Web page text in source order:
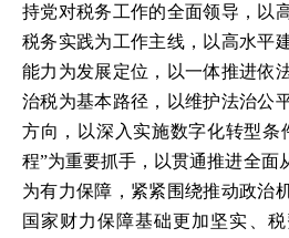
持党对税务工作的全面领导，以
税务实践为工作主线，以高水平
能力为发展定位，以一体推进依
治税为基本路径，以维护法治公
方向，以深入实施数字化转型条
程”为重要抓手，以贯通推进全面
为有力保障，紧紧围绕推动政治
国家财力保障基础更加坚实、